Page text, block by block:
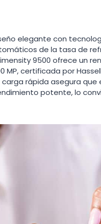
elegante con
de la tasa de
9500 ofrece un
MP, certificada por
rápida asegura que
potente, lo